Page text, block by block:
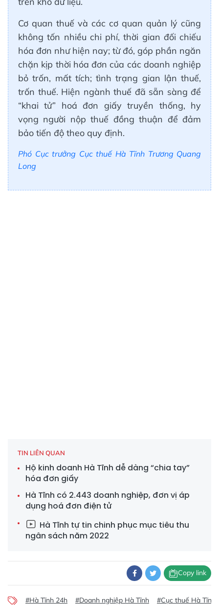
Cơ quan thuế và các cơ quan quản lý cũng
không tốn nhiều chi phí, thời gian đối chiếu
hóa đơn như hiện nay; từ đó, góp phần ngăn
chặn kịp thời hóa đơn của các doanh nghiệp
bỏ trốn, mất tích; tình trạng gian lận thuế,
trốn thuế. Hiện ngành thuế đã sẵn sàng để
“khai tử” hoá đơn giấy truyền thống, hy
vọng người nộp thuế đồng thuận để đảm
bảo tiến độ theo quy định.
Phó Cục trưởng Cục thuế Hà Tĩnh Trương Quang
Long
TIN LIÊN QUAN
Hộ kinh doanh Hà Tĩnh dễ dàng “chia tay”
hóa đơn giấy
Hà Tĩnh có 2.443 doanh nghiệp, đơn vị áp
dụng hoá đơn điện tử
Hà Tĩnh tự tin chinh phục mục tiêu thu
ngân sách năm 2022
Copy link
#Hà Tĩnh 24h #Doanh nghiệp Hà Tĩnh #Cục thuế Hà Tĩnh